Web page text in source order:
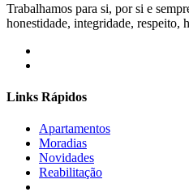
Trabalhamos para si, por si e
honestidade, integridade, respeito,
Links Rápidos
Apartamentos
Moradias
Novidades
Reabilitação